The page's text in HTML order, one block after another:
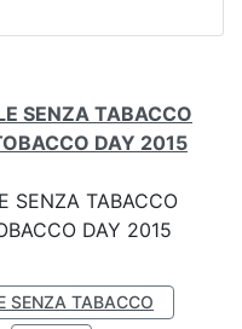
SENZA TABACCO
DAY 2015
SENZA TABACCO
DAY 2015
SENZA TABACCO